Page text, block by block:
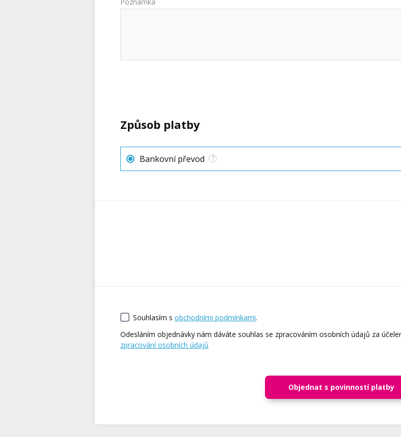
Způsob platby
Bankovní převod ?
Souhlasím s obchodními podmínkami.
Odesláním objednávky nám dáváte souhlas se zpracováním osobních údajů za
zpracování osobních údajů
Objednat s povinností platby